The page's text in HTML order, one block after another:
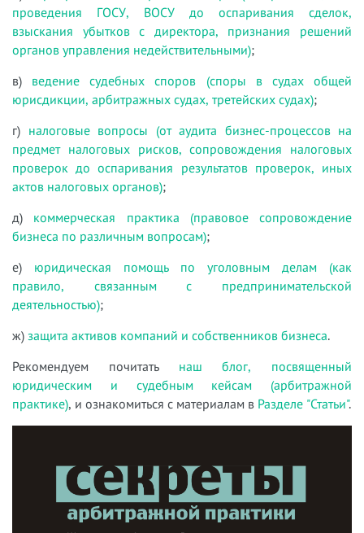
проведения ГОСУ, ВОСУ до оспаривания сделок,
взыскания убытков с директора, признания решений
органов управления недействительными);
в) ведение судебных споров (споры в судах общей
юрисдикции, арбитражных судах, третейских судах);
г) налоговые вопросы (от аудита бизнес-процессов на
предмет налоговых рисков, сопровождения налоговых
проверок до оспаривания результатов проверок, иных
актов налоговых органов);
д) коммерческая практика (правовое сопровождение
бизнеса по различным вопросам);
е) юридическая помощь по уголовным делам (как
правило, связанным с предпринимательской
деятельностью);
ж) защита активов компаний и собственников бизнеса.
Рекомендуем почитать наш блог, посвященный
юридическим и судебным кейсам (арбитражной
практике), и ознакомиться с материалам в Разделе "Статьи".